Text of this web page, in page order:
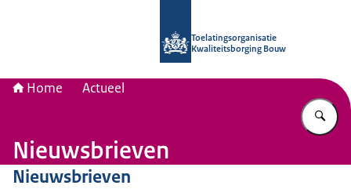
Toelatingsorganisatie
Kwaliteitsborging Bouw
Home Actueel
Nieuwsbrieven
Nieuwsbrieven